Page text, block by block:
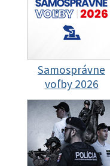
Samosprávne
voľby 2026